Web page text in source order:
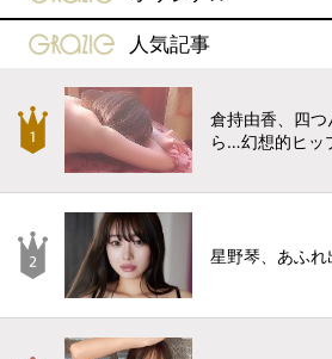
gravure-grazie
人気記事
倉持由香、四
ら…幻想的ヒッ
星野琴、あふれ